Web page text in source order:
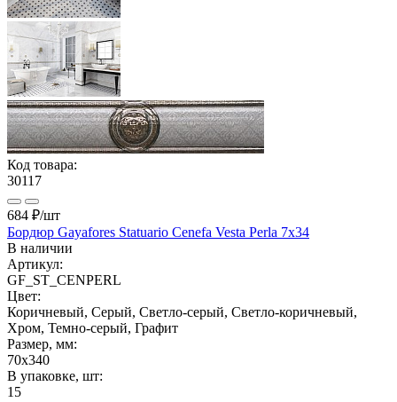
Код товара:
30117
684 ₽/шт
Бордюр Gayafores Statuario Cenefa Vesta Perla 7x34
В наличии
Артикул:
GF_ST_CENPERL
Цвет:
Коричневый, Серый, Светло-серый, Светло-коричневый,
Хром, Темно-серый, Графит
Размер, мм:
70x340
В упаковке, шт:
15